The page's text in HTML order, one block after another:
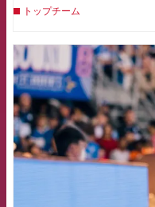
トップチーム